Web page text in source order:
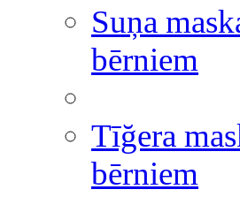
Suņa
bērniem
Tīğera
bērniem